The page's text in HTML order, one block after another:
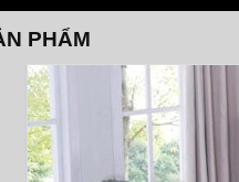
PHẨM